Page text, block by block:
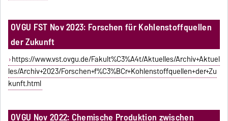
OVGU FST Nov 2023: Forschen für Kohlenstoffquellen
der Zukunft
https://www.vst.ovgu.de/Fakult%C3%A4t/Aktuelles/Archiv+Aktuel
les/Archiv+2023/Forschen+f%C3%BCr+Kohlenstoffquellen+der+Zu
kunft.html
OVGU Nov 2022: Chemische Produktion zwischen